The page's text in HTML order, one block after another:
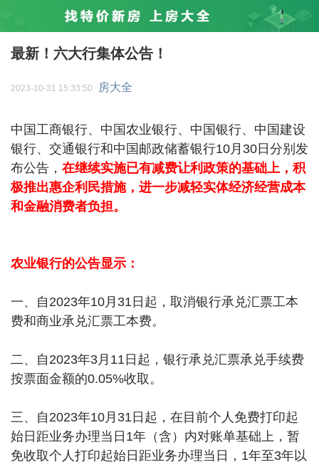
最新！六大行集体公告！
2023-10-31 15:33:50 房大全
中国工商银行、中国农业银行、中国银行、中国建设
银行、交通银行和中国邮政储蓄银行10月30日分别发
布公告， 在继续实施已有减费让利政策的基础上，积
极推出惠企利民措施，进一步减轻实体经济经营成本
和金融消费者负担。
农业银行的公告显示：
一、自2023年10月31日起，取消银行承兑汇票工本
费和商业承兑汇票工本费。
二、自2023年3月11日起，银行承兑汇票承兑手续费
按票面金额的0.05%收取。
三、自2023年10月31日起，在目前个人免费打印起
始日距业务办理当日1年（含）内对账单基础上，暂
免收取个人打印起始日距业务办理当日，1年至3年以